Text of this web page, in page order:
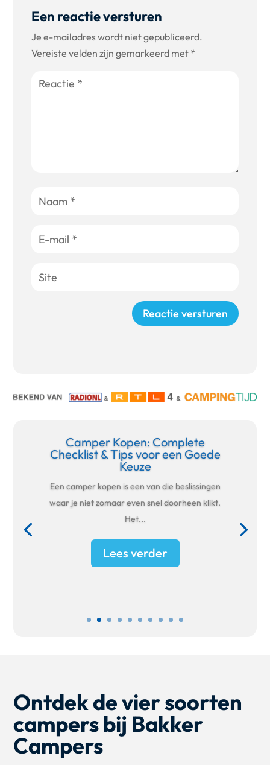
Een reactie versturen
Je e-mailadres wordt niet gepubliceerd.
Vereiste velden zijn gemarkeerd met *
Reactie versturen
Camper Kopen: Complete
Checklist & Tips voor een Goede
Keuze
Een camper kopen is een van die beslissingen
waar je niet zomaar even snel doorheen klikt.
Het...
Lees verder
Ontdek de vier soorten
campers bij Bakker
Campers